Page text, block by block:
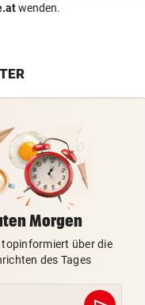
wenden.
Morgen
topinformiert über die
des Tages